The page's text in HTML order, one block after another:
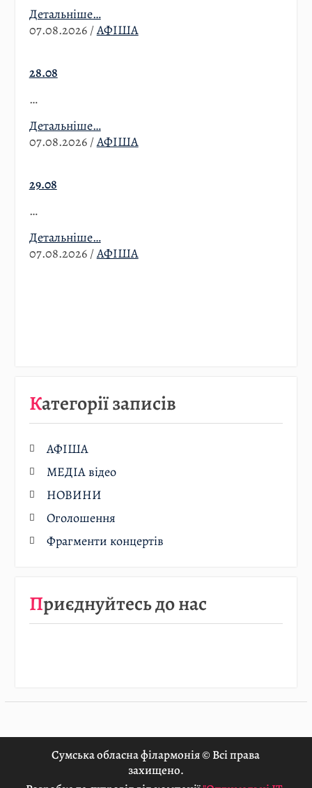
Детальніше…
07.08.2026/АФІША
28.08
…
Детальніше…
07.08.2026/АФІША
29.08
…
Детальніше…
07.08.2026/АФІША
Категорії записів
АФІША
МЕДІА відео
НОВИНИ
Оголошення
Фрагменти концертів
Приєднуйтесь до нас
Сумська обласна філармонія © Всі права
захищено.